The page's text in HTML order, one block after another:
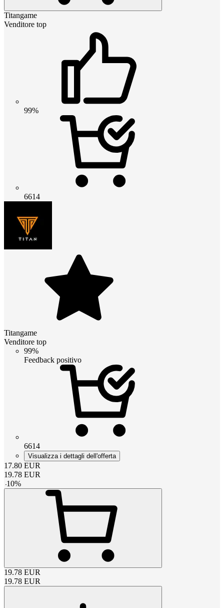
Titangame
Venditore top
99%
6614
Titangame
Venditore top
99%
Feedback positivo
6614
Visualizza i dettagli dell'offerta
17.80 EUR
19.78 EUR
-10%
19.78 EUR
19.78 EUR